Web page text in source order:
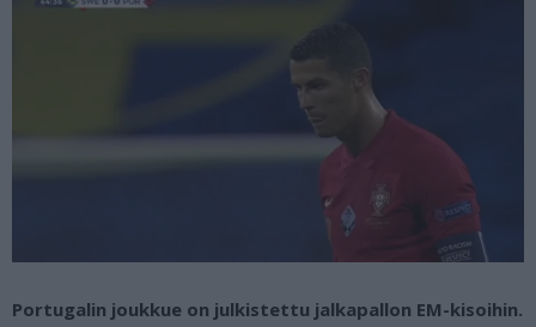
Portugalin joukkue on julkistettu jalkapallon EM-kisoihin.